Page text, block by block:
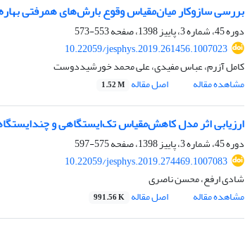
بررسی سازوکار میان‌مقیاس وقوع بارش‌های همرفتی
دوره 45، شماره 3، پاییز 1398، صفحه
553-573
10.22059/jesphys.2019.261456.1007023
کامل آزرم، عباس مفیدی، علی محمد خورشیددوست
مشاهده مقاله
اصل مقاله 1.52 M
ارزیابی اثر مدل کاهش‌مقیاس تک‌ایستگاهی و
دوره 45، شماره 3، پاییز 1398، صفحه
575-597
10.22059/jesphys.2019.274469.1007083
شادی ارفع، محسن ناصری
مشاهده مقاله
اصل مقاله 991.56 K